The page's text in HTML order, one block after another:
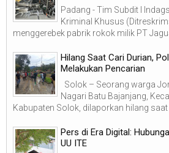
Padang - Tim Subdit I
Kriminal Khusus
menggerebek pabrik rokok milik PT
Hilang Saat Cari Durian,
Melakukan Pencarian
Solok – Seorang warga
Nagari Batu Bajanjang,
Kabupaten Solok, dilaporkan hilang saat
Pers di Era Digital:
UU ITE